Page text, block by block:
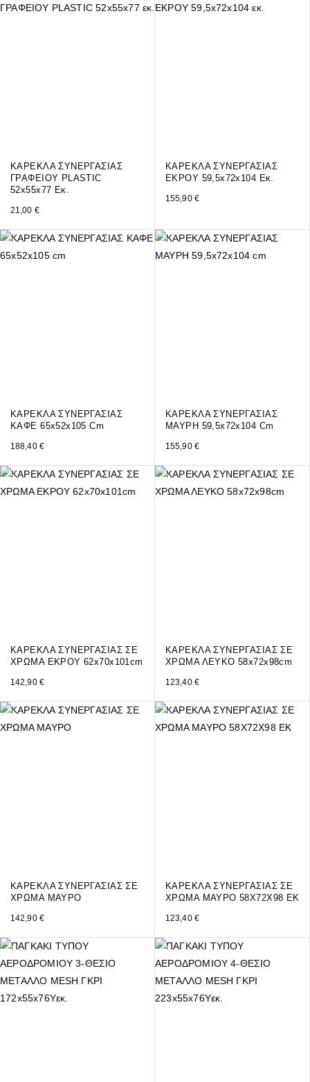
ΚΑΡΕΚΛΑ ΣΥΝΕΡΓΑΣΙΑΣ
ΓΡΑΦΕΙΟΥ PLASTIC
52x55x77 Εκ.
21,00 €
ΚΑΡΕΚΛΑ ΣΥΝΕΡΓΑΣΙΑΣ
ΕΚΡΟΥ 59,5x72x104 Εκ.
155,90 €
ΚΑΡΕΚΛΑ ΣΥΝΕΡΓΑΣΙΑΣ
ΚΑΦΕ 65x52x105 Cm
188,40 €
ΚΑΡΕΚΛΑ ΣΥΝΕΡΓΑΣΙΑΣ
ΜΑΥΡΗ 59,5x72x104 Cm
155,90 €
ΚΑΡΕΚΛΑ ΣΥΝΕΡΓΑΣΙΑΣ ΣΕ
ΧΡΩΜΑ ΕΚΡΟΥ 62x70x101cm
142,90 €
ΚΑΡΕΚΛΑ ΣΥΝΕΡΓΑΣΙΑΣ ΣΕ
ΧΡΩΜΑ ΛΕΥΚΟ 58x72x98cm
123,40 €
ΚΑΡΕΚΛΑ ΣΥΝΕΡΓΑΣΙΑΣ ΣΕ
ΧΡΩΜΑ ΜΑΥΡΟ
142,90 €
ΚΑΡΕΚΛΑ ΣΥΝΕΡΓΑΣΙΑΣ ΣΕ
ΧΡΩΜΑ ΜΑΥΡΟ 58Χ72Χ98 ΕΚ
123,40 €